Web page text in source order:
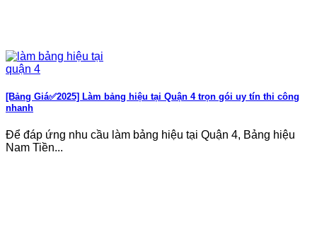
[Bảng Giá✅2025] Làm bảng hiệu tại Quận 4 trọn gói uy tín thi công
nhanh
Để đáp ứng nhu cầu làm bảng hiệu tại Quận 4, Bảng hiệu
Nam Tiền...